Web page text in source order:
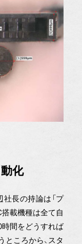
化
長の持論は「プ
載機種は全て自
時間をどうすれば
ところから、スタ